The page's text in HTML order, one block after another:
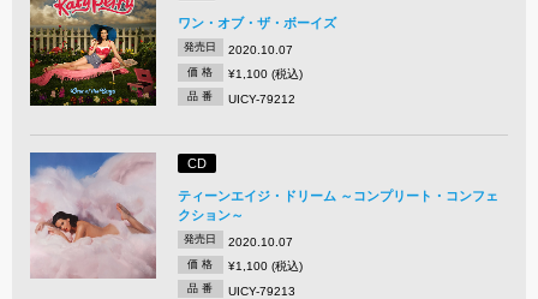
ワン・オブ・ザ・ボーイズ
発売日 2020.10.07
価 格 ¥1,100 (税込)
品 番 UICY-79212
CD
ティーンエイジ・ドリーム ～コンプリート・コンフェ
クション～
発売日 2020.10.07
価 格 ¥1,100 (税込)
品 番 UICY-79213